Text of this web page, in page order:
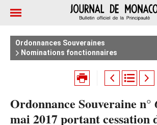
Ordonnances Souveraines
Nominations fonctionnaires
Ordonnance Souveraine n°
mai 2017 portant cessation